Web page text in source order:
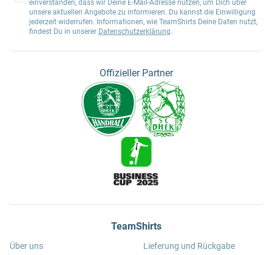
einverstanden, dass wir Deine E-Mail-Adresse nutzen, um Dich über
unsere aktuellen Angebote zu informieren. Du kannst die Einwilligung
jederzeit widerrufen. Informationen, wie TeamShirts Deine Daten nutzt,
findest Du in unserer Datenschutzerklärung.
Offizieller Partner
TeamShirts
Über uns
Lieferung und Rückgabe